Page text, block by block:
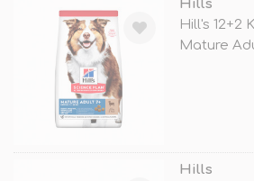
Hills
Hill's 12+2
Mature
Hills